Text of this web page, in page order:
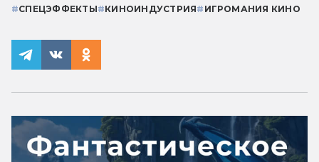
#СПЕЦЭФФЕКТЫ#КИНОИНДУСТРИЯ# ИГРОМАНИЯ КИНО